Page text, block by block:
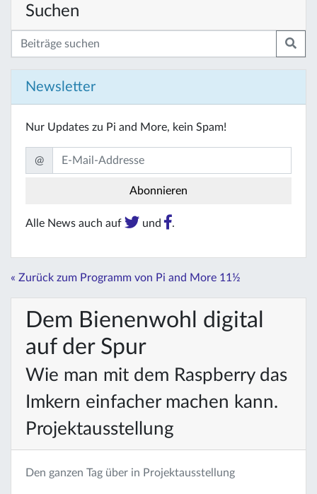
Suchen
Newsletter
Nur Updates zu Pi and More, kein Spam!
@
Alle News auch auf und .
« Zurück zum Programm von Pi and More 11½
Dem Bienenwohl digital
auf der Spur
Wie man mit dem Raspberry das
Imkern einfacher machen kann.
Projektausstellung
Den ganzen Tag über in Projektausstellung